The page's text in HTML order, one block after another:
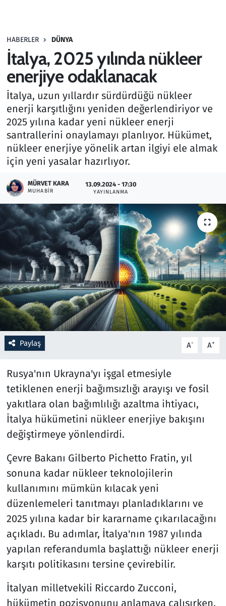
HABERLER DÜNYA
İtalya, 2025 yılında nükleer
enerjiye odaklanacak
İtalya, uzun yıllardır sürdürdüğü nükleer
enerji karşıtlığını yeniden değerlendiriyor ve
2025 yılına kadar yeni nükleer enerji
santrallerini onaylamayı planlıyor. Hükümet,
nükleer enerjiye yönelik artan ilgiyi ele almak
için yeni yasalar hazırlıyor.
MÜRVET KARA
MUHABIR
13.09.2024 - 17:30
YAYINLANMA
Paylaş A- A+
Rusya'nın Ukrayna'yı işgal etmesiyle
tetiklenen enerji bağımsızlığı arayışı ve fosil
yakıtlara olan bağımlılığı azaltma ihtiyacı,
İtalya hükümetini nükleer enerjiye bakışını
değiştirmeye yönlendirdi.
Çevre Bakanı Gilberto Pichetto Fratin, yıl
sonuna kadar nükleer teknolojilerin
kullanımını mümkün kılacak yeni
düzenlemeleri tanıtmayı planladıklarını ve
2025 yılına kadar bir kararname çıkarılacağını
açıkladı. Bu adımlar, İtalya'nın 1987 yılında
yapılan referandumla başlattığı nükleer enerji
karşıtı politikasını tersine çevirebilir.
İtalyan milletvekili Riccardo Zucconi,
hükümetin pozisyonunu anlamaya çalışırken,
Haber
Kültür Sanat
Kurumsal Haberler
Lezzet Durağı
Memur ve Kamu
Ramazan
Resmi İlanlar
Rüya Tabirleri
Sağlık
Savunma Sanayi
Seçim 2023
Spor
Teknoloji ve Bilim
Televizyon